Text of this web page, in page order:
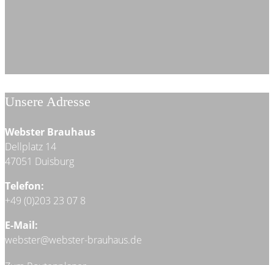
Unsere Adresse
Webster Brauhaus
Dellplatz 14
47051 Duisburg
Telefon:
+49 (0)203 23 07 8
E-Mail:
webster@webster-brauhaus.de